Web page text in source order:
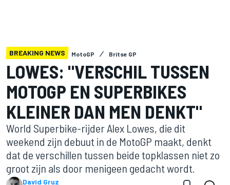
BREAKING NEWS MotoGP Britse GP
LOWES: "VERSCHIL TUSSEN
MOTOGP EN SUPERBIKES
KLEINER DAN MEN DENKT"
World Superbike-rijder Alex Lowes, die dit
weekend zijn debuut in de MotoGP maakt, denkt
dat de verschillen tussen beide topklassen niet zo
groot zijn als door menigeen gedacht wordt.
David Gruz